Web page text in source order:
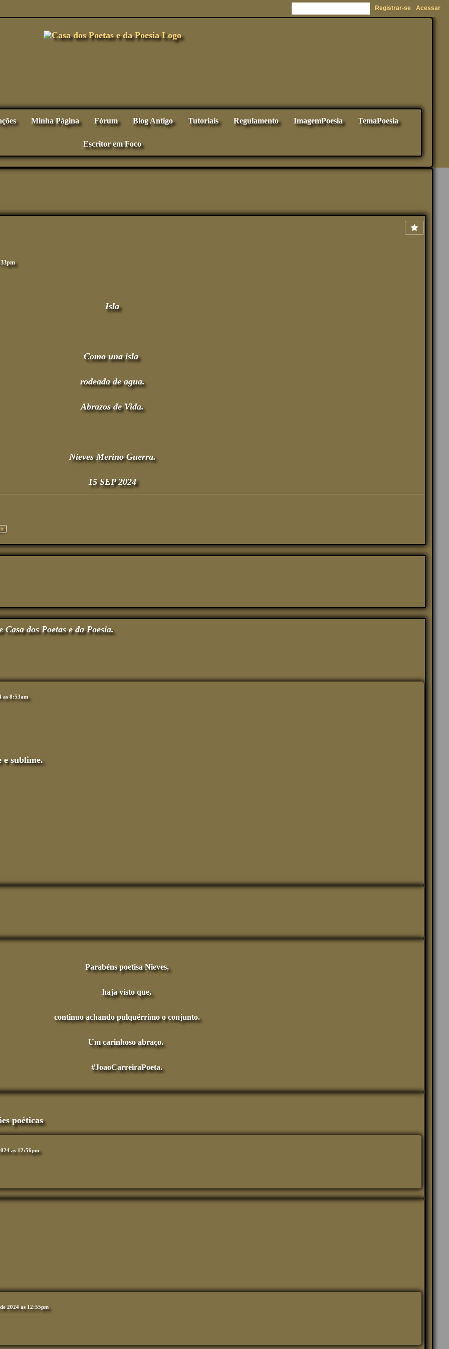
Registrar-se Acessar
Minha Página Fórum Blog Antigo Tutoriais Regulamento ImagemPoesia TemaPoesia
Escritor em Foco
Isla
Como una isla
rodeada de agua.
Abrazos de Vida.
Nieves Merino Guerra.
15 SEP 2024
dos Poetas e da Poesia.
as 8:53am
e sublime.
Parabéns poetisa Nieves,
haja visto que,
continuo achando pulquérrimo o conjunto.
Um carinhoso abraço.
#JoaoCarreiraPoeta.
poéticas
as 12:56pm
2024 as 12:55pm